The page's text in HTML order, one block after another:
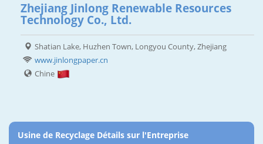
Zhejiang Jinlong Renewable Resources
Technology Co., Ltd.
Shatian Lake, Huzhen Town, Longyou County, Zhejiang
www.jinlongpaper.cn
Chine
Usine de Recyclage Détails sur l'Entreprise